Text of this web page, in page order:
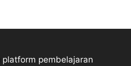
pembelajaran